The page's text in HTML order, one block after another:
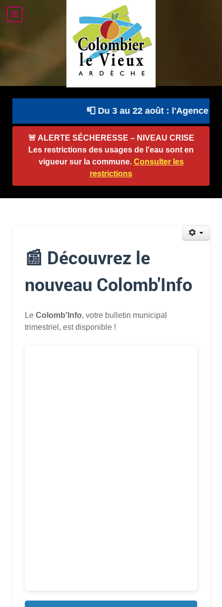
📮 Du 3 au 22 août : l'Agence
🚨 ALERTE SÉCHERESSE – NIVEAU CRISE
Les restrictions des usages de l'eau sont en
vigueur sur la commune. Consulter les
restrictions
📰 Découvrez le
nouveau Colomb'Info
Le Colomb'Info, votre bulletin municipal
trimestriel, est disponible !